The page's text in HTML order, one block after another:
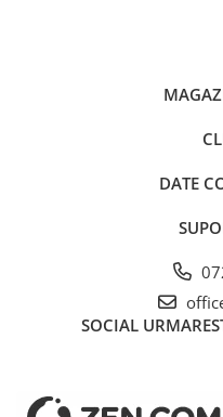
DATE
SOCIAL